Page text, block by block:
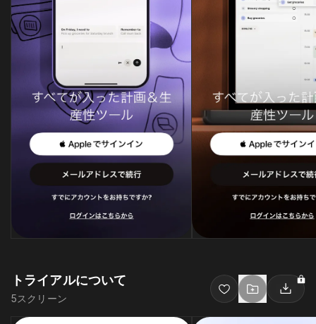
トライアルについて
5スクリーン